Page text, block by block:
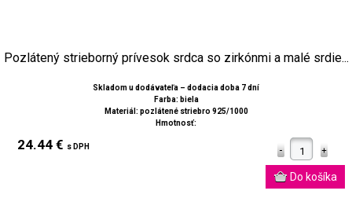
Pozlátený strieborný prívesok srdca so zirkónmi a malé srdie...
Skladom u dodávateľa – dodacia doba 7 dní
Farba: biela
Materiál: pozlátené striebro 925/1000
Hmotnosť:
24.44 € s DPH